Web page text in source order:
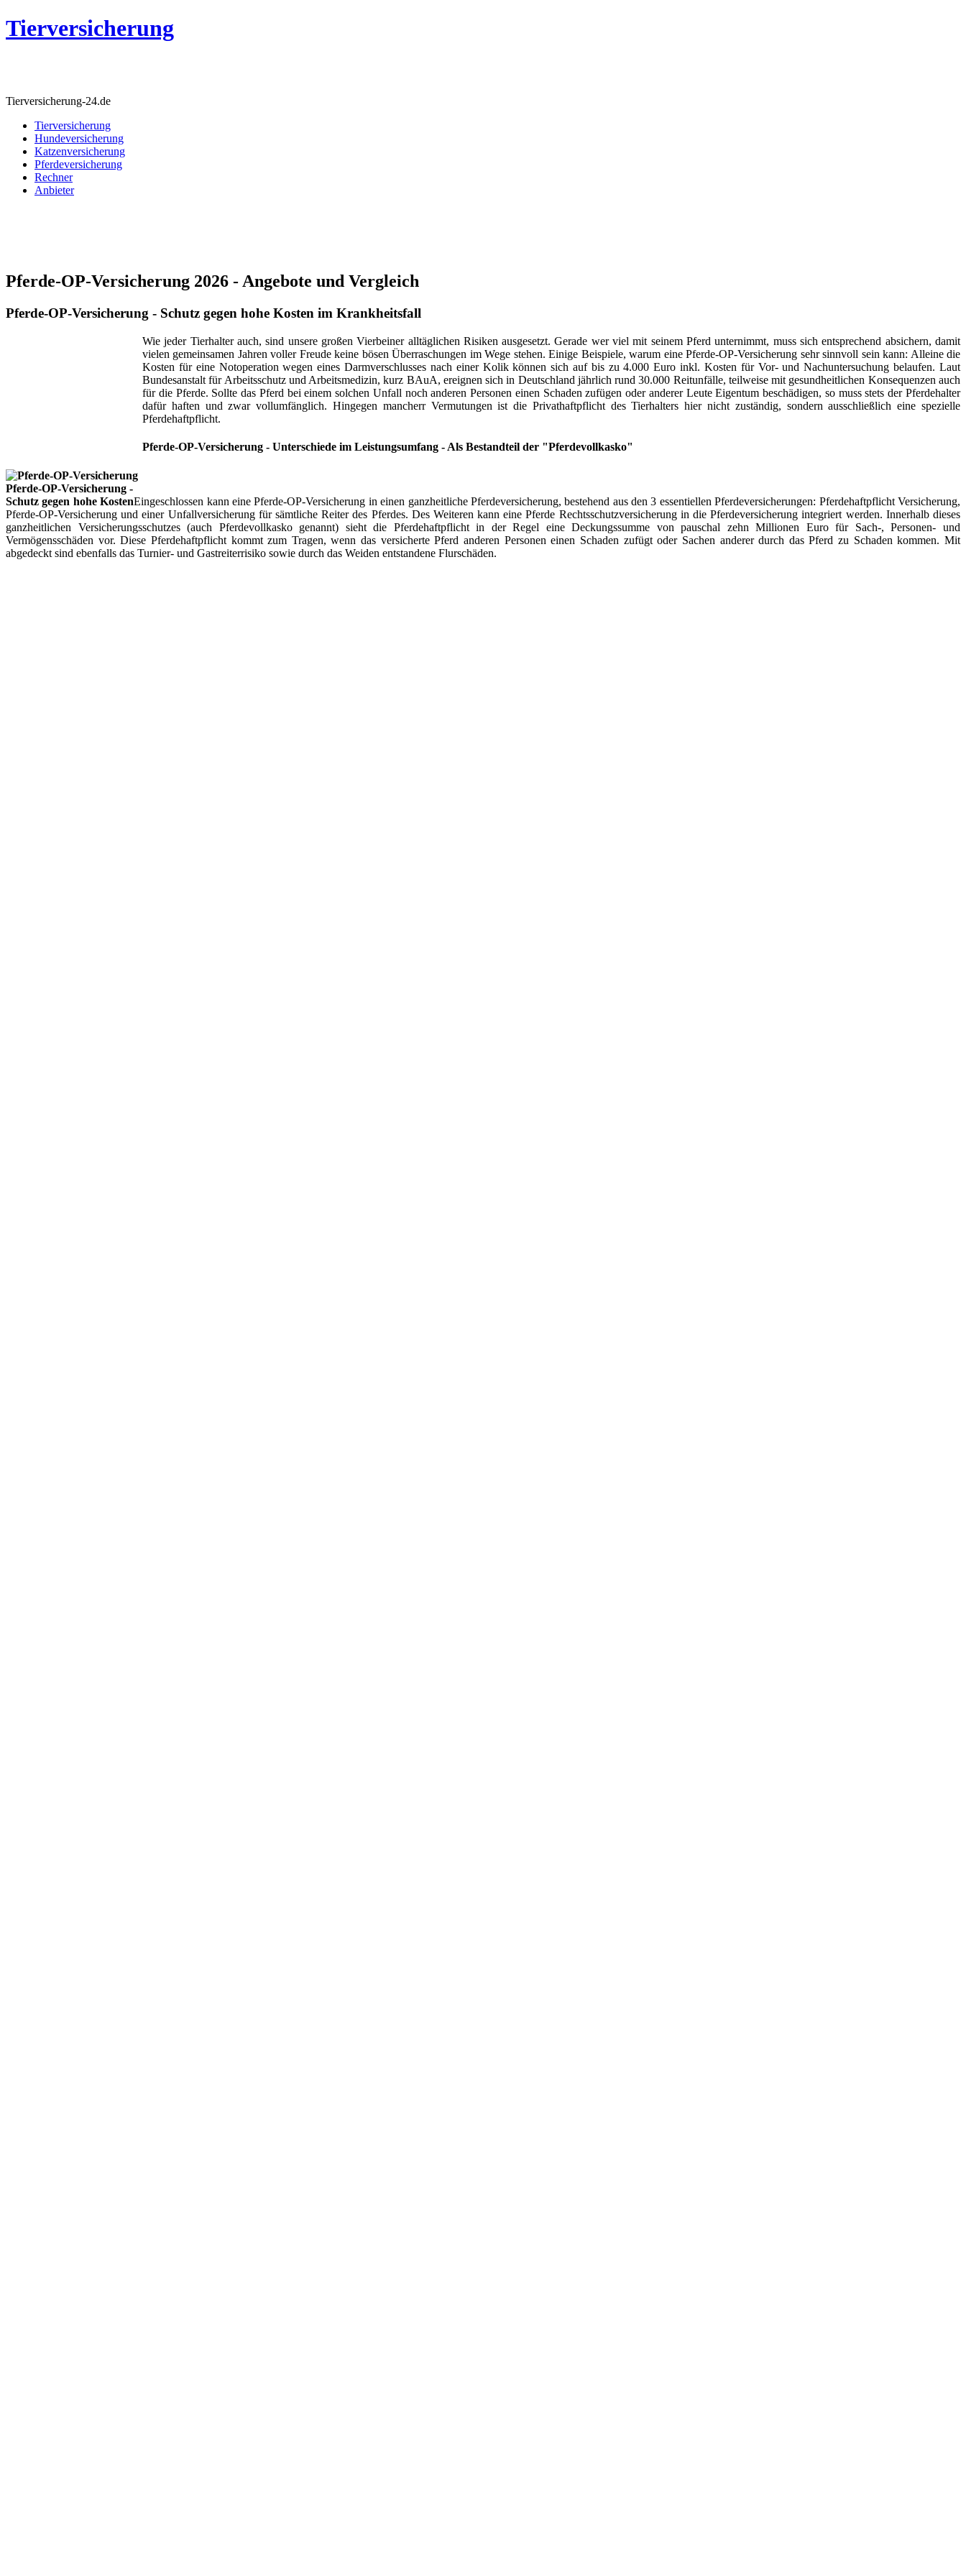
Tierversicherung
Tierversicherung-24.de
Tierversicherung
Hundeversicherung
Katzenversicherung
Pferdeversicherung
Rechner
Anbieter
Pferde-OP-Versicherung 2026 - Angebote und Vergleich
Pferde-OP-Versicherung - Schutz gegen hohe Kosten im Krankheitsfall
Wie jeder Tierhalter auch, sind unsere großen Vierbeiner alltäglichen Risiken ausgesetzt. Gerade wer viel mit seinem Pferd unternimmt, muss sich entsprechend absichern, damit
vielen gemeinsamen Jahren voller Freude keine bösen Überraschungen im Wege stehen. Einige Beispiele, warum eine Pferde-OP-Versicherung sehr sinnvoll sein kann: Alleine die
Kosten für eine Notoperation wegen eines Darmverschlusses nach einer Kolik können sich auf bis zu 4.000 Euro inkl. Kosten für Vor- und Nachuntersuchung belaufen. Laut
Bundesanstalt für Arbeitsschutz und Arbeitsmedizin, kurz BAuA, ereignen sich in Deutschland jährlich rund 30.000 Reitunfälle, teilweise mit gesundheitlichen Konsequenzen auch
für die Pferde. Sollte das Pferd bei einem solchen Unfall noch anderen Personen einen Schaden zufügen oder anderer Leute Eigentum beschädigen, so muss stets der Pferdehalter
dafür haften und zwar vollumfänglich. Hingegen mancherr Vermutungen ist die Privathaftpflicht des Tierhalters hier nicht zuständig, sondern ausschließlich eine spezielle
Pferdehaftpflicht.
Pferde-OP-Versicherung - Unterschiede im Leistungsumfang - Als Bestandteil der "Pferdevollkasko"
Pferde-OP-Versicherung -
Schutz gegen hohe KostenEingeschlossen kann eine Pferde-OP-Versicherung in einen ganzheitliche Pferdeversicherung, bestehend aus den 3 essentiellen Pferdeversicherungen: Pferdehaftpflicht Versicherung,
Pferde-OP-Versicherung und einer Unfallversicherung für sämtliche Reiter des Pferdes. Des Weiteren kann eine Pferde Rechtsschutzversicherung in die Pferdeversicherung integriert werden. Innerhalb dieses
ganzheitlichen Versicherungsschutzes (auch Pferdevollkasko genannt) sieht die Pferdehaftpflicht in der Regel eine Deckungssumme von pauschal zehn Millionen Euro für Sach-, Personen- und
Vermögensschäden vor. Diese Pferdehaftpflicht kommt zum Tragen, wenn das versicherte Pferd anderen Personen einen Schaden zufügt oder Sachen anderer durch das Pferd zu Schaden kommen. Mit
abgedeckt sind ebenfalls das Turnier- und Gastreiterrisiko sowie durch das Weiden entstandene Flurschäden.